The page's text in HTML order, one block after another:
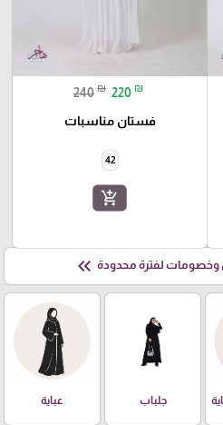
240 ₪ 220 ₪
فستان مناسبات
42
add_shopping_cart
لفترة محدودة keyboard_double_arrow_left
جلباب عباية